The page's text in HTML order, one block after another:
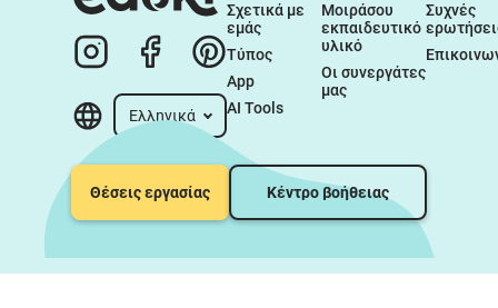
Ελληνικά
Σχετικά με
εμάς
Τύπος
App
AI Tools
Μοιράσου
εκπαιδευτικό
υλικό
Οι συνεργάτες
μας
Συχνές
Θέσεις εργασίας Κέντρο βοήθειας